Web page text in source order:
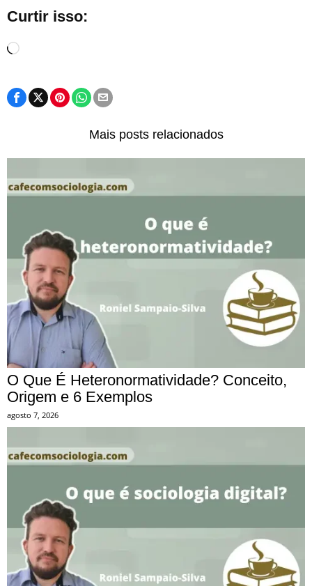
Curtir isso:
Carregando...
Mais posts relacionados
O Que É Heteronormatividade? Conceito,
Origem e 6 Exemplos
agosto 7, 2026